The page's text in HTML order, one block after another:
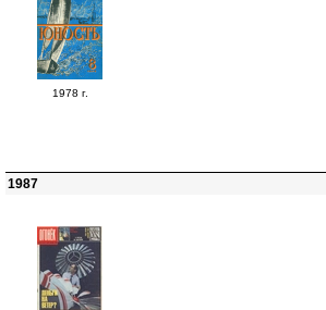
1978 г.
1987